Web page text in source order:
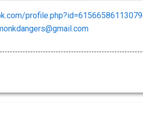
profile.php?id=61566586113079